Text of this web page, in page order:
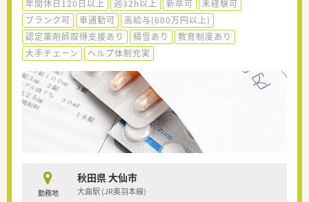
年間休日120日以上 週32h以上 新卒可
未経験可
ブランク可
車通勤可
高給与(600万円以上)
認定薬剤師取得支援あり
積雪あり
教育制度あり
大手チェーン
ヘルプ体制充実
勤務地
秋田県 大仙市
大曲駅 (JR奥羽本線)